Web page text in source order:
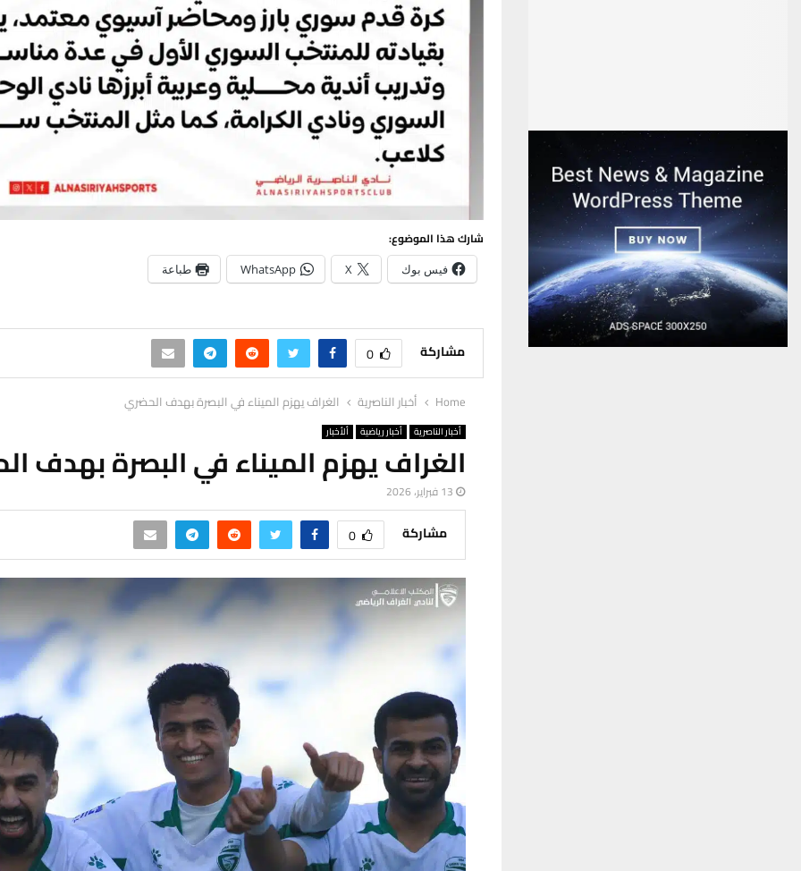
شارك هذا الموضوع:
فيس بوك X
WhatsApp طباعة
مشاركة 0
Home أخبار الناصرية الغراف يهزم الميناء في البصرة بهدف الحضري
أخبار الناصرية أخبار رياضية ألأخبار
الغراف يهزم الميناء في البصرة بهدف
13 فبراير، 2026
مشاركة 0